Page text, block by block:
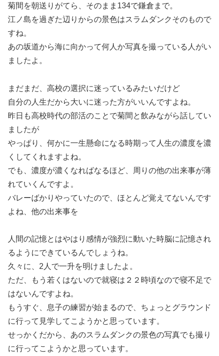
菊間を朝送りがてら、そのまま134で鎌倉まで。
江ノ島を過ぎた辺りからの景色はスラムダンクそのもので
すね。
あの坂道から海に向かって何人か写真を撮っている人がい
ましたよ。
まだまだ、高校の選択に迷っているみたいだけど
自分の人生だから大いに迷った方がいいんですよね。
昨日も高校時代の部活のことで菊間と飲みながら話してい
ましたが
やっぱり、何かに一生懸命になる時期って人生の濃度を濃
くしてくれますよね。
でも、濃度が濃くなればなるほど、周りの他の出来事が薄
れていくんですよ。
バレーばかりやっていたので、ほとんど覚えてないんです
よね、他の出来事を
人間の記憶とはやはり感情が強烈に動いた時脳に記憶され
るようにできているんでしょうね。
久々に、2人で一升を明けましたよ。
ただ、もう若くはないので就寝は２２時頃なので寝不足で
はないんですよね。
もうすぐ、息子の練習が始まるので、ちょっとグラウンド
に行って見学してこようかと思っています。
せっかくだから、あのスラムダンクの景色の写真でも撮り
に行ってこようかと思っています。